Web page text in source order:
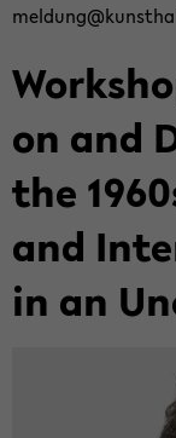
on and
the
and
in an